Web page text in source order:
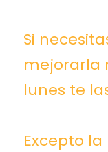
Si
mejorarla
lunes te
Excepto